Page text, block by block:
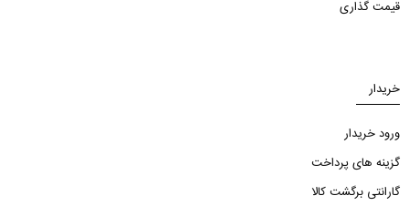
قیمت گذاری
خریدار
ورود خریدار
گزینه های پرداخت
گارانتی برگشت کالا